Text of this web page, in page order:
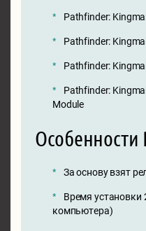
Pathfinder:
Pathfinder:
Pathfinder:
Pathfinder:
Module
Особенности
За основу взят
Время установки
компьютера)